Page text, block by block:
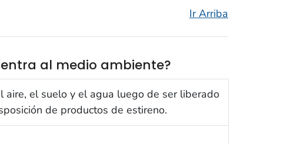
Ir Arriba
entra al medio ambiente?
aire, el suelo y el agua luego de ser liberado
de productos de estireno.